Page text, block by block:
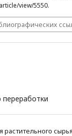
view/5550.
растительного сырья